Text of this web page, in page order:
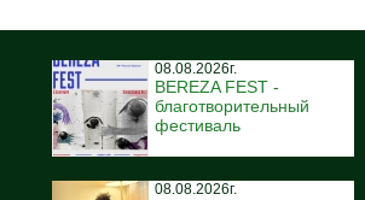
08.08.2026г.
BEREZA FEST -
благотворительный
фестиваль
08.08.2026г.